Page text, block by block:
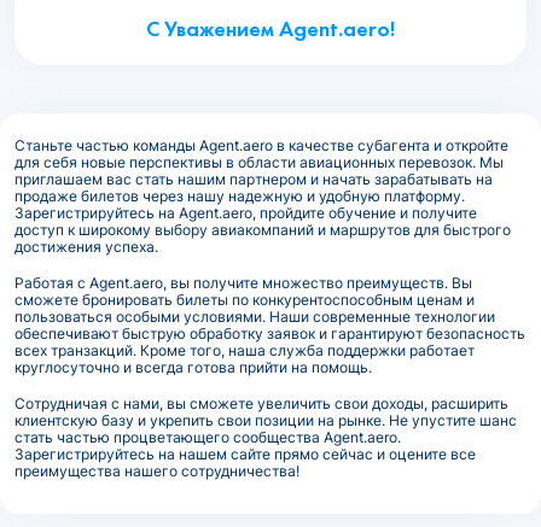
С Уважением Agent.aero!
Станьте частью команды Agent.aero в качестве субагента и откройте
для себя новые перспективы в области авиационных перевозок. Мы
приглашаем вас стать нашим партнером и начать зарабатывать на
продаже билетов через нашу надежную и удобную платформу.
Зарегистрируйтесь на Agent.aero, пройдите обучение и получите
доступ к широкому выбору авиакомпаний и маршрутов для быстрого
достижения успеха.
Работая с Agent.aero, вы получите множество преимуществ. Вы
сможете бронировать билеты по конкурентоспособным ценам и
пользоваться особыми условиями. Наши современные технологии
обеспечивают быструю обработку заявок и гарантируют безопасность
всех транзакций. Кроме того, наша служба поддержки работает
круглосуточно и всегда готова прийти на помощь.
Сотрудничая с нами, вы сможете увеличить свои доходы, расширить
клиентскую базу и укрепить свои позиции на рынке. Не упустите шанс
стать частью процветающего сообщества Agent.aero.
Зарегистрируйтесь на нашем сайте прямо сейчас и оцените все
преимущества нашего сотрудничества!